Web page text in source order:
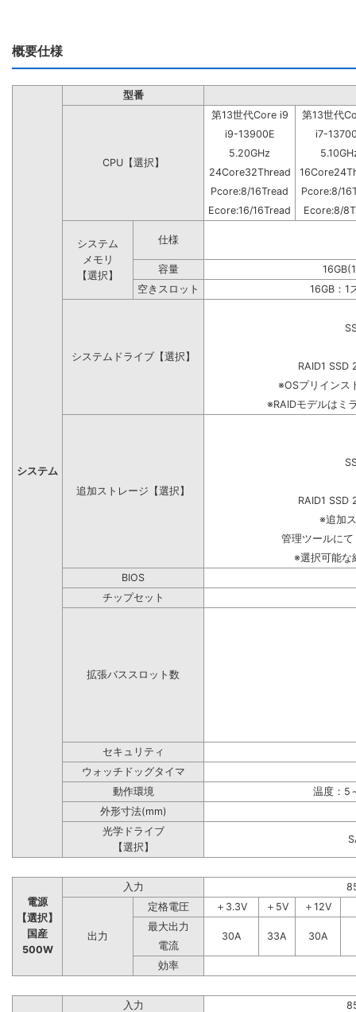
概要仕様
システム
型番
CPU【選択】
第13世代Core i9
第13世代
i9-13900E
i7-
5.20GHz
24Core32Thread
Pcore:8/16Tread
Pcore:8/
Ecore:16/16Tread
Ecore:8/
システム
メモリ
【選択】
仕様
容量
空きスロット
16GB：1
システムドライブ【選択】
RAID1 SSD
※OSプリインス
※RAIDモデルはミ
追加ストレージ【選択】
RAID1 SSD
※追加
管理ツールに
※選択可能な
BIOS
チップセット
拡張バススロット数
セキュリティ
ウォッチドッグタイマ
動作環境
温度：5
外形寸法(mm)
光学ドライブ
【選択】
電源
【選択】
国産
500W
入力
出力
定格電圧 ＋3.3V ＋5V
＋12V
最大出力
30A
33A
30A
電流
効率
入力